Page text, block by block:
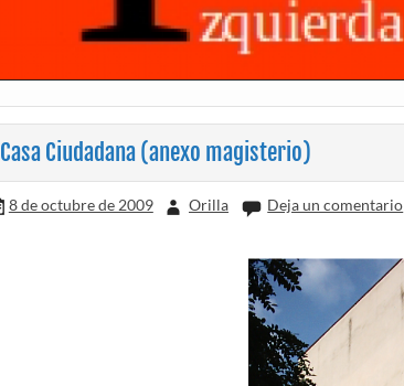
Casa Ciudadana (anexo magisterio)
8 de octubre de 2009 Orilla Deja un comentario